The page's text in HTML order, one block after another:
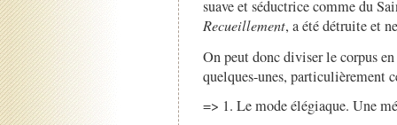
suave et séductrice comme du
Recueillement, a été détruite et
On peut donc diviser le corpus
quelques-unes, particulièrement
=> 1. Le mode élégiaque. Une